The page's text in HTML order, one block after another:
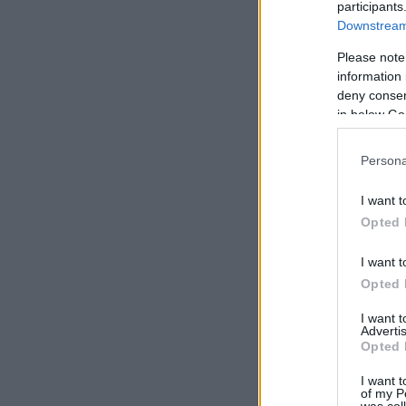
Please
information
deny
in below
I want
Opted
I want
Opted
I want
Opted
I want
of my